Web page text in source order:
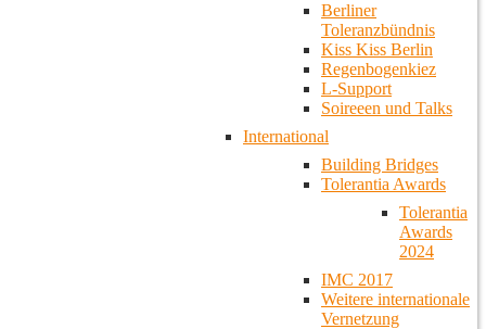
Berliner
Toleranzbündnis
Kiss Kiss Berlin
Regenbogenkiez
L-Support
Soireeen und Talks
International
Building Bridges
Tolerantia Awards
Tolerantia
Awards
2024
IMC 2017
Weitere internationale
Vernetzung